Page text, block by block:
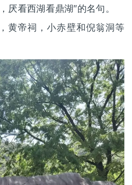
厌看西湖看鼎湖″的名句。
黄帝祠，小赤壁和倪翁洞等